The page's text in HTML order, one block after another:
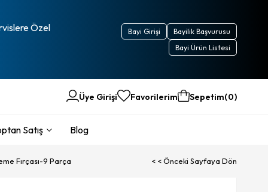
Özel
Bayilik Başvurusu
Bayi Girişi
Bayi Ürün Listesi
Üye Girişi Favorilerim Sepetim 0
Satış Blog
Fırçası-9 Parça < < Önceki Sayfaya Dön